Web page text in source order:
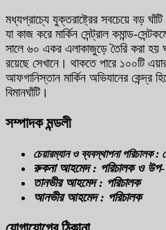
মধ্যপ্রাচ্যে যুক্তরাষ্ট্রের সবচেয়ে বড়
যা কাজ করে মার্কিন সেন্ট্রাল কমান্ড-
সালে ৬০ একর এলাকাজুড়ে তৈরি করা হয়
রয়েছে সেখানে। থাকতে পারে ১০০টি
আফগানিস্তান মার্কিন অভিযানের
বিমানঘাঁটি।
সম্পাদক মন্ডলী
চেয়ারম্যান ও ব্যবস্থাপনা পরিচালক
রুকনা আহমেদ : পরিচালক ও উপ-
তানভীর আহমেদ : পরিচালক
আনভীর আহমেদ : পরিচালক